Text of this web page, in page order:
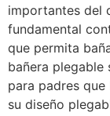
importantes del
fundamental
que permita
bañera plegable
para padres
su diseño